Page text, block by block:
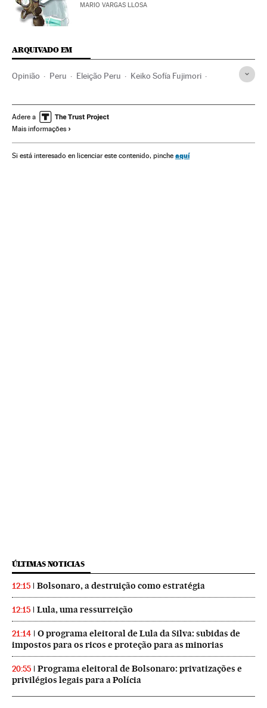
MARIO VARGAS LLOSA
ARQUIVADO EM
Opinião Peru Eleição Peru Keiko Sofía Fujimori
América Latina Comunismo
Luiz Inácio Lula da Silva
Campanhas eleitorais
Adere a
Mais informações
Si está interesado en licenciar este contenido, pinche aquí
ÚLTIMAS NOTICIAS
12:15 Bolsonaro, a destruição como estratégia
12:15 Lula, uma ressurreição
21:14
O programa eleitoral de Lula da Silva: subidas de
impostos para os ricos e proteção para as minorias
20:55
Programa eleitoral de Bolsonaro: privatizações e
privilégios legais para a Polícia